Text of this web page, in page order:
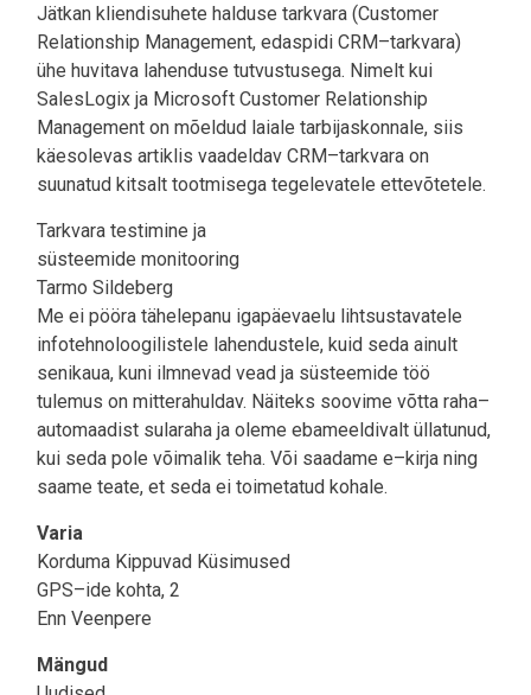
Jätkan kliendisuhete halduse tarkvara (Customer
Relationship Management, edaspidi CRM–tarkvara)
ühe huvitava lahenduse tutvustusega. Nimelt kui
SalesLogix ja Microsoft Customer Relationship
Management on mõeldud laiale tarbijaskonnale, siis
käesolevas artiklis vaadeldav CRM–tarkvara on
suunatud kitsalt tootmisega tegelevatele ettevõtetele.
Tarkvara testimine ja
süsteemide monitooring
Tarmo Sildeberg
Me ei pööra tähelepanu igapäevaelu lihtsustavatele
infotehnoloogilistele lahendustele, kuid seda ainult
senikaua, kuni ilmnevad vead ja süsteemide töö
tulemus on mitterahuldav. Näiteks soovime võtta raha–
automaadist sularaha ja oleme ebameeldivalt üllatunud,
kui seda pole võimalik teha. Või saadame e–kirja ning
saame teate, et seda ei toimetatud kohale.
Varia
Korduma Kippuvad Küsimused
GPS–ide kohta, 2
Enn Veenpere
Mängud